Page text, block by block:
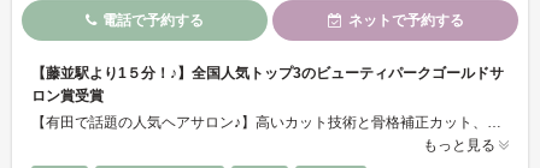
電話で予約する ネットで予約する
【藤並駅より1５分！♪】全国人気トップ3のビューティパークゴールドサ
ロン賞受賞
【有田で話題の人気ヘアサロン♪】高いカット技術と骨格補正カット、さらに今大注目の髪質改善トリートメントで、くせ毛や多毛の方でもまとまりのあるうるつや髪へ大変身★☆最先端の薬剤と知識を取り入れ、デジタルパーマなども髪を傷めないようにしているのが大人気‼髪のダメージを大幅に減らすことで、いつまでも美しい髪を保てます。ヘアケアにもこだわってますので家でのお手入れもバッチリできます
もっと見る